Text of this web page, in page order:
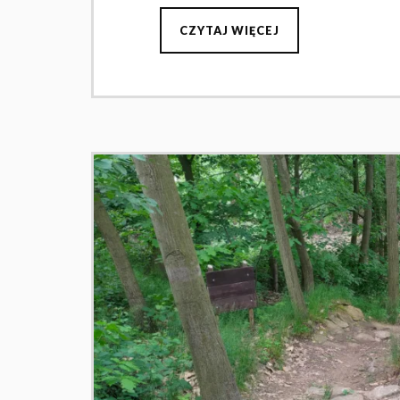
CZYTAJ WIĘCEJ